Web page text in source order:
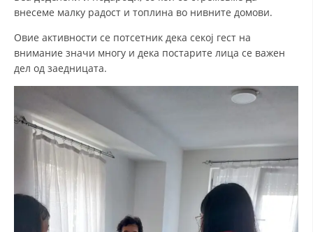
ОРГАНИЗАЦИЈА И РАЗВОЈ
СТРУКТУРА И ОРГАНИЗАЦИОНА ПОСТАВЕНОСТ
ДИСЕМИНАЦИЈА
MЕЃУНАРОДНО ХУМАНИТАРНО ПРАВО
ПРОМОЦИЈА НА ХУМАНИ ВРЕДНОСТИ
УПОТРЕБА И ЗАШТИТА НА АМБЛЕМОТ
внесеме малку радост и топлина во нивните домови.
Овие активности се потсетник дека секој гест на
внимание значи многу и дека постарите лица се важен
дел од заедницата.